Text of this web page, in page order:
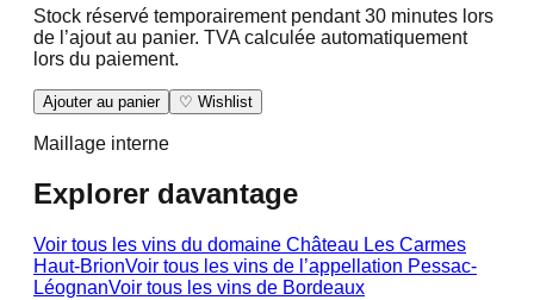
Stock réservé temporairement pendant 30 minutes lors
de l’ajout au panier. TVA calculée automatiquement
lors du paiement.
Ajouter au panier ♡ Wishlist
Maillage interne
Explorer davantage
Voir tous les vins du domaine Château Les Carmes
Haut-BrionVoir tous les vins de l’appellation Pessac-
LéognanVoir tous les vins de Bordeaux